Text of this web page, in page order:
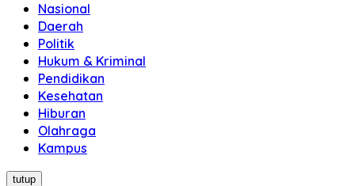
Nasional
Daerah
Politik
Hukum & Kriminal
Pendidikan
Kesehatan
Hiburan
Olahraga
Kampus
tutup